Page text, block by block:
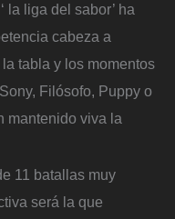
la liga del sabor’ ha
cabeza a
tabla y los momentos
Filósofo, Puppy o
mantenido viva la
11 batallas muy
será la que